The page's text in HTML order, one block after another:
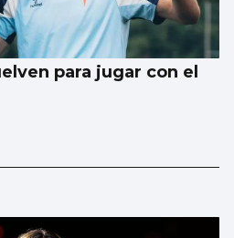
para jugar con el